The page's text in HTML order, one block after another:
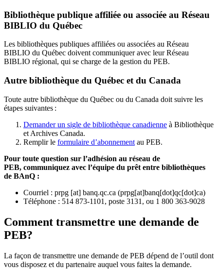
Bibliothèque publique affiliée ou associée au Réseau
BIBLIO du Québec
Les bibliothèques publiques affiliées ou associées au Réseau
BIBLIO du Québec doivent communiquer avec leur Réseau
BIBLIO régional, qui se charge de la gestion du PEB.
Autre bibliothèque du Québec et du Canada
Toute autre bibliothèque du Québec ou du Canada doit suivre les
étapes suivantes :
Demander un sigle de bibliothèque canadienne à Bibliothèque
et Archives Canada.
Remplir le formulaire d’abonnement au PEB.
Pour toute question sur l’adhésion au réseau de
PEB, communiquez avec l’équipe du prêt entre bibliothèques
de BAnQ :
Courriel : prpg [at] banq.qc.ca (prpg[at]banq[dot]qc[dot]ca)
Téléphone : 514 873-1101, poste 3131, ou 1 800 363-9028
Comment transmettre une demande de
PEB?
La façon de transmettre une demande de PEB dépend de l’outil dont
vous disposez et du partenaire auquel vous faites la demande.